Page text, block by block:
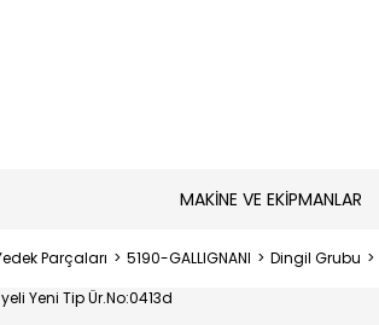
MAKİNE VE EKİPMANLAR
Parçaları 5190-GALLIGNANI Dingil Grubu